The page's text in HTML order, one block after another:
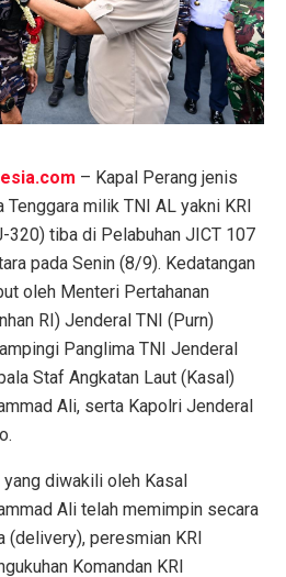
– Kapal Perang jenis
milik TNI AL yakni KRI
320) tiba di Pelabuhan JICT 107
pada Senin (8/9). Kedatangan
oleh Menteri Pertahanan
RI) Jenderal TNI (Purn)
Panglima TNI Jenderal
Staf Angkatan Laut (Kasal)
Ali, serta Kapolri Jenderal
yang diwakili oleh Kasal
Ali telah memimpin secara
(delivery), peresmian KRI
Komandan KRI